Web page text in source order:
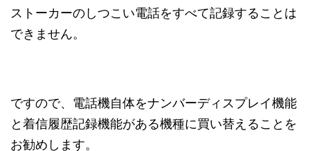
ストーカーのしつこい電話をすべて記録することは
できません。
ですので、電話機自体をナンバーディスプレイ機能
と着信履歴記録機能がある機種に買い替えることを
お勧めします。